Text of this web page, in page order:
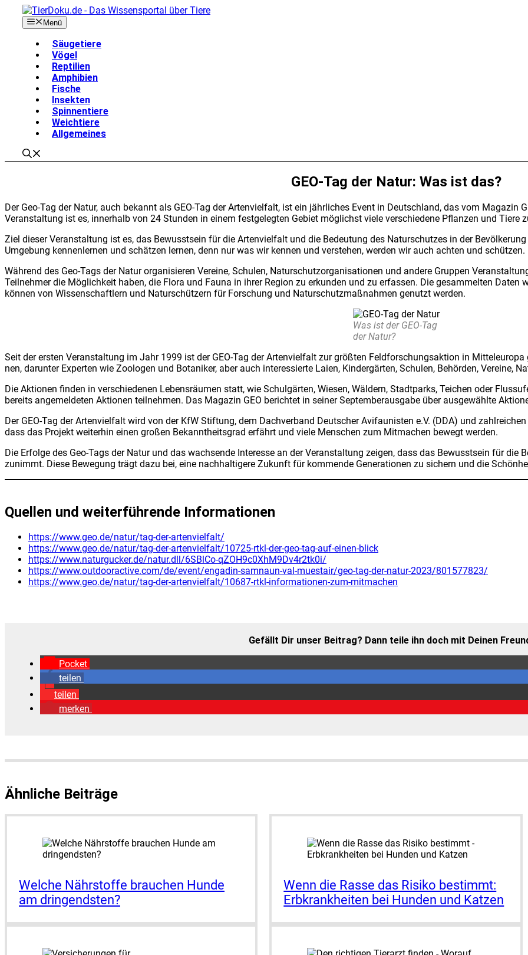
Zum
Inhalt
springen
Menü
Säu­ge­tie­re
Vögel
Rep­ti­li­en
Amphi­bi­en
Fische
Insek­ten
Spin­nen­tie­re
Weich­tie­re
All­ge­mei­nes
GEO-Tag der Natur: Was ist das?
Der Geo-Tag der Natur, auch bekannt als GEO-Tag der Arten­viel­falt, ist ein jähr­li­ches Event in Deutsch­land, das vom
Ver­an­stal­tung ist es, inner­halb von 24 Stun­den in einem fest­ge­leg­ten Gebiet mög­lichst vie­le ver­schie­de­ne Pflan­zen und Tie­re
Ziel die­ser Ver­an­stal­tung ist es, das Bewusst­sein für die Arten­viel­falt und die Bedeu­tung des Natur­schut­zes in der
Umge­bung ken­nen­ler­nen und schät­zen ler­nen, denn nur was wir ken­nen und ver­ste­hen, wer­den wir auch ach­ten und schüt­zen.
Wäh­rend des Geo-Tags der Natur orga­ni­sie­ren Ver­ei­ne, Schu­len, Natur­schutz­or­ga­ni­sa­tio­nen und ande­re Grup­pen
Teil­neh­mer die Mög­lich­keit haben, die Flo­ra und Fau­na in ihrer Regi­on zu erkun­den und zu erfas­sen. Die gesam­mel­ten
kön­nen von Wis­sen­schaft­lern und Natur­schüt­zern für For­schung und Natur­schutz­maß­nah­men genutzt wer­den.
Was ist der GEO-Tag
der Natur?
Seit der ers­ten Ver­an­stal­tung im Jahr 1999 ist der GEO-Tag der Arten­viel­falt zur größ­ten Feld­for­schungs­ak­ti­on in
nen, dar­un­ter Exper­ten wie Zoo­lo­gen und Bota­ni­ker, aber auch inter­es­sier­te Lai­en, Kin­der­gär­ten, Schu­len, Behör­den, Ver­ei­ne,
Die Aktio­nen fin­den in ver­schie­de­nen Lebens­räu­men statt, wie Schul­gär­ten, Wie­sen, Wäl­dern, Stadt­parks, Tei­chen oder
bereits ange­mel­de­ten Aktio­nen teil­neh­men. Das Maga­zin GEO berich­tet in sei­ner Sep­tem­ber­aus­ga­be über aus­ge­wähl­te
Der GEO-Tag der Arten­viel­falt wird von der KfW Stif­tung, dem Dach­ver­band Deut­scher Avif­au­nis­ten e.V. (DDA) und
dass das Pro­jekt wei­ter­hin einen gro­ßen Bekannt­heits­grad erfährt und vie­le Men­schen zum Mit­ma­chen bewegt wer­den.
Die Erfol­ge des Geo-Tags der Natur und das wach­sen­de Inter­es­se an der Ver­an­stal­tung zei­gen, dass das Bewusst­sein für
zunimmt. Die­se Bewe­gung trägt dazu bei, eine nach­hal­ti­ge­re Zukunft für kom­men­de Gene­ra­tio­nen zu sichern und die
Quel­len und wei­ter­füh­ren­de Infor­ma­tio­nen
https://www.geo.de/natur/tag-der-artenvielfalt/
https://www.geo.de/natur/tag-der-artenvielfalt/10725-rtkl-der-geo-tag-auf-einen-blick
https://www.naturgucker.de/natur.dll/6SBlCo-qZOH9c0XhM9Dv4r2tk0i/
https://www.outdooractive.com/de/event/engadin-samnaun-val-muestair/geo-tag-der-natur-2023/801577823/
https://www.geo.de/natur/tag-der-artenvielfalt/10687-rtkl-informationen-zum-mitmachen
Gefällt Dir unser Bei­trag? Dann tei­le ihn doch mit Dei­nen
Pocket
tei­len
tei­len
mer­ken
Ähnliche Beiträge
Wel­che Nähr­stof­fe brau­chen Hun­de
am drin­gends­ten?
Wenn die Ras­se das Risi­ko bestimmt:
Erb­krank­hei­ten bei Hun­den und Kat­zen